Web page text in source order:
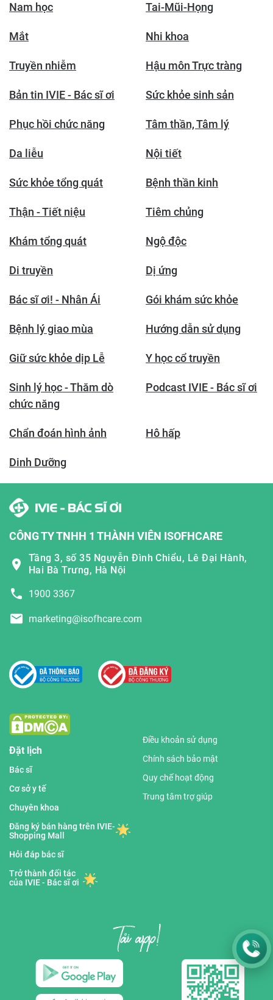
Nam học Tai-Mũi-Họng
Mắt Nhi khoa
Truyền nhiễm Hậu môn Trực tràng
Bản tin IVIE - Bác sĩ ơi Sức khỏe sinh sản
Phục hồi chức năng Tâm thần, Tâm lý
Da liễu Nội tiết
Sức khỏe tổng quát Bệnh thần kinh
Thận - Tiết niệu Tiêm chủng
Khám tổng quát Ngộ độc
Di truyền Dị ứng
Bác sĩ ơi! - Nhân Ái Gói khám sức khỏe
Bệnh lý giao mùa Hướng dẫn sử dụng
Giữ sức khỏe dịp Lễ Y học cổ truyền
Sinh lý học - Thăm dò
chức năng
Podcast IVIE - Bác sĩ ơi
Chẩn đoán hình ảnh Hô hấp
Dinh Dưỡng
CÔNG TY TNHH 1 THÀNH VIÊN ISOFHCARE
Tầng 3, số 35 Nguyễn Đình Chiểu, Lê Đại Hành,
Hai Bà Trưng, Hà Nội
1900 3367
marketing@isofhcare.com
Đặt lịch
Bác sĩ
Cơ sở y tế
Chuyên khoa
Đăng ký bán hàng trên IVIE-
Shopping Mall
Hỏi đáp bác sĩ
Trở thành đối tác
của IVIE - Bác sĩ ơi
Điều khoản sử dụng
Chính sách bảo mật
Quy chế hoạt động
Trung tâm trợ giúp